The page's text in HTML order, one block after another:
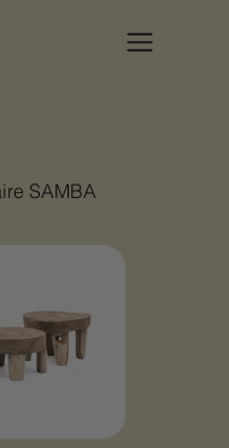
SAMBA